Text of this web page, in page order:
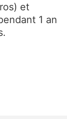
et
1 an